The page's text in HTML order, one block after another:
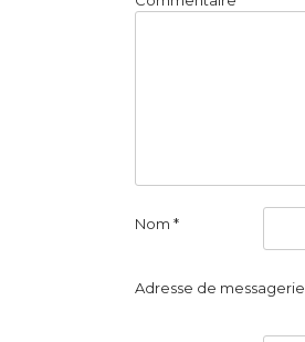
n
a
t
o
Nom *
Adresse de messagerie